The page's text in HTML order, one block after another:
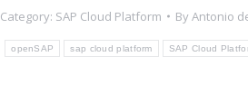
Category: SAP Cloud Platform ByAntonio
openSAP sap cloud platform SAP Cloud